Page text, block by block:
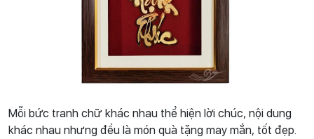
Mỗi bức tranh chữ khác nhau thể hiện lời chúc, nội dung
khác nhau nhưng đều là món quà tặng may mắn, tốt đẹp.